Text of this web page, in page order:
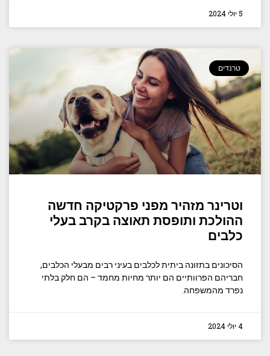
5 יולי 2024
טרנדים
וטרינר מזהיר מפני פרקטיקה חדשה
ההולכת ותופסת תאוצה בקרב בעלי
כלבים
הסיכונים בתזונה ביתית לכלבים בעיני רבים מבעלי הכלבים,
חבריהם הפרוותיים הם יותר מחיות מחמד – הם חלק בלתי
נפרד מהמשפחה.
4 יולי 2024